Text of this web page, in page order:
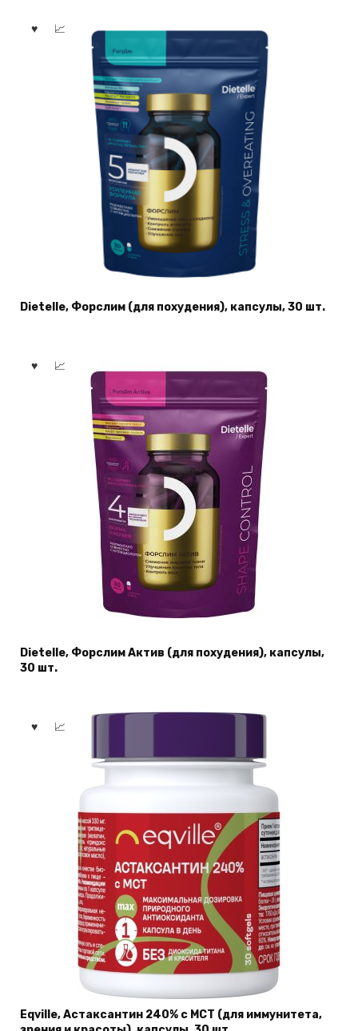
Dietelle, Форслим (для похудения), капсулы, 30 шт.
Dietelle, Форслим Актив (для похудения), капсулы,
30 шт.
Eqville, Астаксантин 240% с МСТ (для иммунитета,